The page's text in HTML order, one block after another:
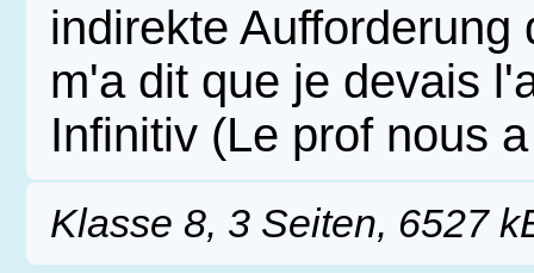
indirekte
m'a dit que je devais
Infinitiv (Le prof nous
Klasse 8, 3 Seiten, 6527